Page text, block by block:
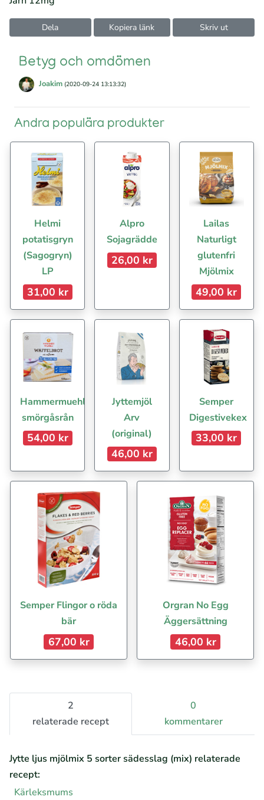
Dela Kopiera länk Skriv ut
Betyg och omdömen
Joakim (2020-09-24 13:13:32)
Andra populära produkter
Helmi
potatisgryn
(Sagogryn)
LP
31,00 kr
Alpro
Sojagrädde
26,00 kr
Lailas
Naturligt
glutenfri
Mjölmix
49,00 kr
Hammermuehle
smörgåsrån
54,00 kr
Jyttemjöl
Arv
(original)
46,00 kr
Semper
Digestivekex
33,00 kr
Semper Flingor o röda
bär
67,00 kr
Orgran No Egg
Äggersättning
46,00 kr
2
relaterade recept
0
kommentarer
Jytte ljus mjölmix 5 sorter sädesslag (mix) relaterade
recept:
Kärleksmums